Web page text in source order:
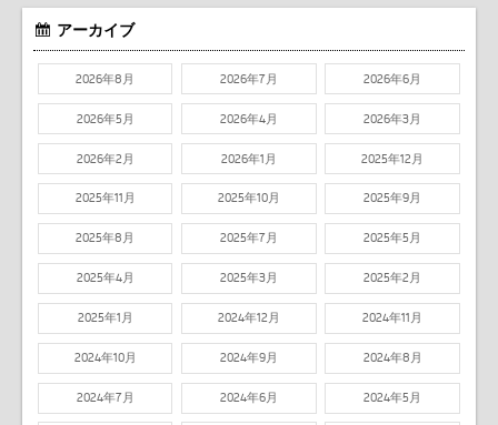
アーカイブ
2026年8月 2026年7月 2026年6月
2026年5月 2026年4月 2026年3月
2026年2月 2026年1月 2025年12月
2025年11月 2025年10月 2025年9月
2025年8月 2025年7月 2025年5月
2025年4月 2025年3月 2025年2月
2025年1月 2024年12月 2024年11月
2024年10月 2024年9月 2024年8月
2024年7月 2024年6月 2024年5月